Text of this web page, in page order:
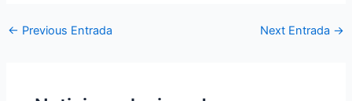
← Previous Entrada Next Entrada →